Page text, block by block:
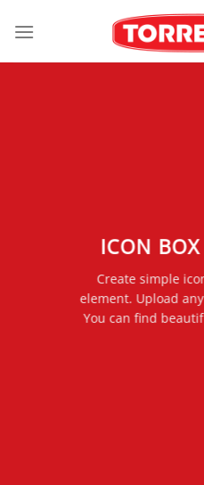
ICON
Create simple
element. Upload
You can find